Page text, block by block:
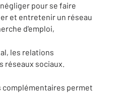
pour se faire
et entretenir un réseau
d'emploi,
les relations
réseaux sociaux.
complémentaires permet